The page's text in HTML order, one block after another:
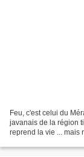
Feu, c'est celui du
javanais de la région
reprend la vie ... mais